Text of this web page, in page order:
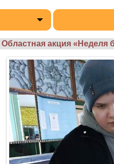
Областная акция «Неделя